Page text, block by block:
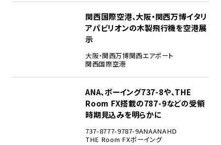
関西国際空港、大阪・関西万博イタリ
アパビリオンの木製飛行機を空港展
示
大阪・関西万博関西エアポート
関西国際空港
ANA、ボーイング737-8や、THE
Room FX搭載の787-9などの受領
時期見込みを明らかに
737-8777-9787-9ANAANAHD
THE Room FXボーイング